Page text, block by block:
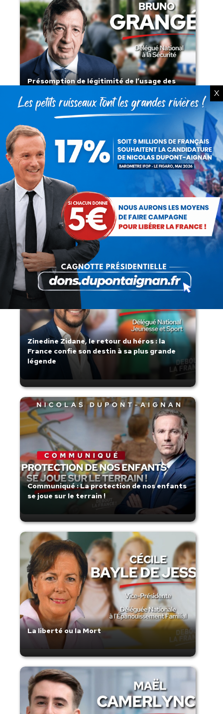
Présomption de légitimité de l’usage des
Lorsque tout flambe et que l’État
s’affaisse.
Zinedine Zidane, le retour du héros : la
France confie son destin à sa plus grande
légende
Communiqué : La protection de nos enfants
se joue sur le terrain !
La liberté ou la Mort
X